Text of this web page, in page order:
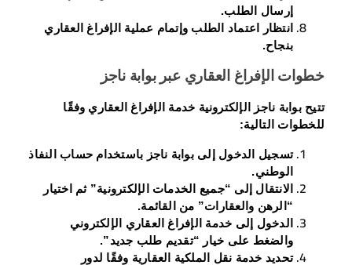
إرسال الطلب.
انتظار اعتماد الطلب وإتمام عملية الإفراغ العقاري
بنجاح.
خطوات الإفراغ العقاري عبر بوابة ناجز
تتيح بوابة ناجز الإلكترونية خدمة الإفراغ العقاري وفقًا
للخطوات التالية:
تسجيل الدخول إلى بوابة ناجز باستخدام حساب النفاذ
الوطني.
الانتقال إلى “جميع الخدمات الإلكترونية” ثم اختيار
“الرهن والعقارات” من القائمة.
الدخول إلى خدمة الإفراغ العقاري الإلكتروني
والضغط على خيار “تقديم طلب جديد”.
تحديد خدمة نقل الملكية العقارية وفقًا لدور